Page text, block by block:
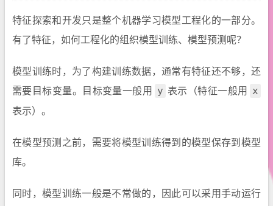
特征探索和开发只是整个机器学习模型工程化的一部分。
有了特征，如何工程化的组织模型训练、模型预测呢？
模型训练时，为了构建训练数据，通常有特征还不够，还
需要目标变量。目标变量一般用
y 表示（特征一般用
x
表示）。
在模型预测之前，需要将模型训练得到的模型保存到模型
库。
同时，模型训练一般是不常做的，因此可以采用手动运行